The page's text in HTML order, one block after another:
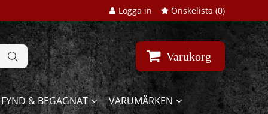
Logga in Önskelista (0)
Varukorg
FYND & BEGAGNAT VARUMÄRKEN